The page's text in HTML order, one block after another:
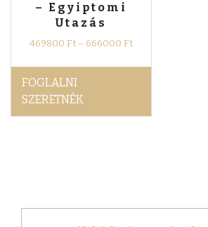
– Egyiptomi
Utazás
469800 Ft – 666000 Ft
FOGLALNI
SZERETNÉK